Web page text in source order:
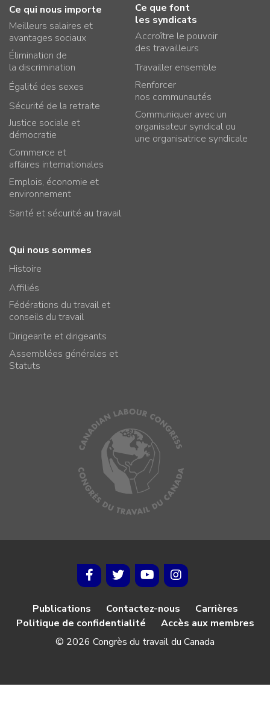
Ce qui nous importe
Meilleurs salaires et
avantages sociaux
Élimination de
la discrimination
Égalité des sexes
Sécurité de la retraite
Justice sociale et
démocratie
Commerce et
affaires internationales
Emplois, économie et
environnement
Santé et sécurité au travail
Ce que font
les syndicats
Accroître le pouvoir
des travailleurs
Travailler ensemble
Renforcer
nos communautés
Communiquer avec un
organisateur syndical ou
une organisatrice syndicale
Qui nous sommes
Histoire
Affiliés
Fédérations du travail et
conseils du travail
Dirigeante et dirigeants
Assemblées générales et
Statuts
Publications Contactez-nous
Carrières
Politique de confidentialité
Accès aux membres
© 2026 Congrès du travail du Canada